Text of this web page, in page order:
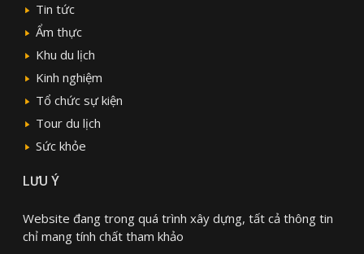
Tin tức
Ẩm thực
Khu du lịch
Kinh nghiệm
Tổ chức sự kiện
Tour du lịch
Sức khỏe
LƯU Ý
Website đang trong quá trình xây dựng, tất cả thông tin
chỉ mang tính chất tham khảo